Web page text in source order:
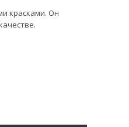
красками. Он